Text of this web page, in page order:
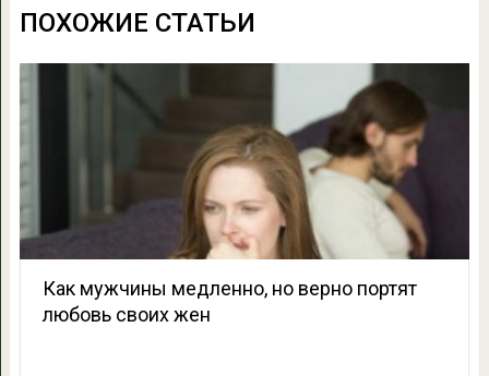
ПОХОЖИЕ СТАТЬИ
Как мужчины медленно, но верно портят
любовь своих жен